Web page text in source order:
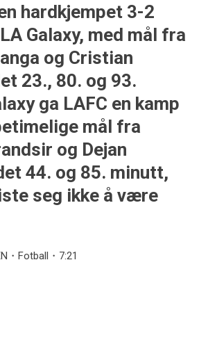
hardkjempet 3-2
Galaxy, med mål fra
og Cristian
23., 80. og 93.
ga LAFC en kamp
mål fra
og Dejan
44. og 85. minutt,
seg ikke å være
・Fotball・7:21